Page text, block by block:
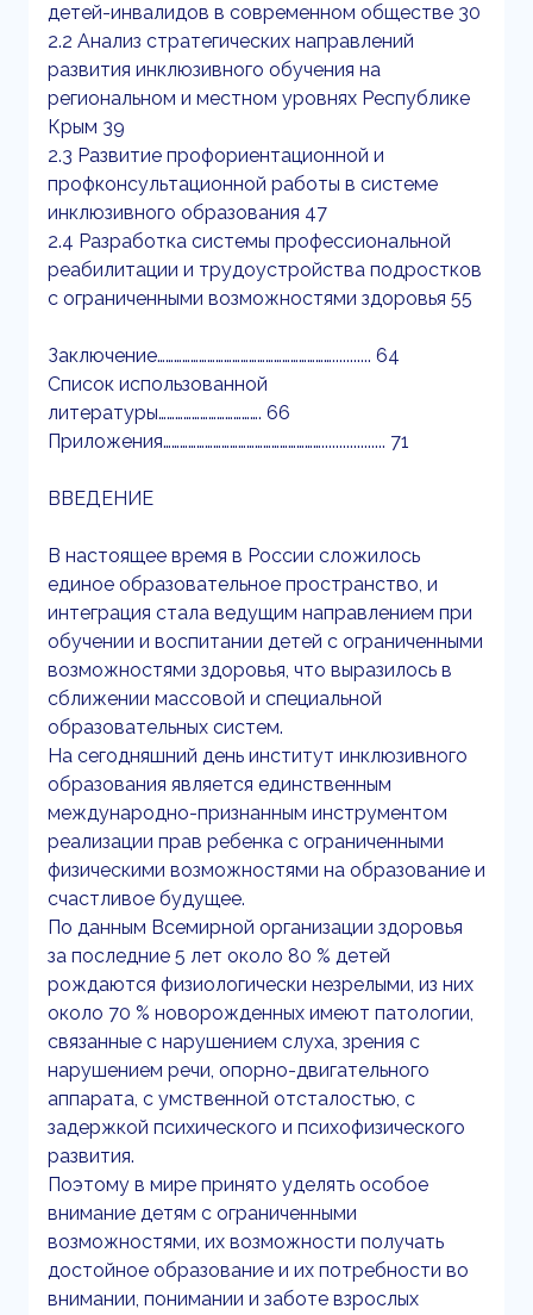
детей-инвалидов в современном обществе 30
2.2 Анализ стратегических направлений
развития инклюзивного обучения на
региональном и местном уровнях Республике
Крым 39
2.3 Развитие профориентационной и
профконсультационной работы в системе
инклюзивного образования 47
2.4 Разработка системы профессиональной
реабилитации и трудоустройства подростков
с ограниченными возможностями здоровья 55
Заключение………………………………………………………........... 64
Список использованной
литературы………………………………. 66
Приложения………………………………………………….................. 71
ВВЕДЕНИЕ
В настоящее время в России сложилось
единое образовательное пространство, и
интеграция стала ведущим направлением при
обучении и воспитании детей с ограниченными
возможностями здоровья, что выразилось в
сближении массовой и специальной
образовательных систем.
На сегодняшний день институт инклюзивного
образования является единственным
международно-признанным инструментом
реализации прав ребенка с ограниченными
физическими возможностями на образование и
счастливое будущее.
По данным Всемирной организации здоровья
за последние 5 лет около 80 % детей
рождаются физиологически незрелыми, из них
около 70 % новорожденных имеют патологии,
связанные с нарушением слуха, зрения с
нарушением речи, опорно-двигательного
аппарата, с умственной отсталостью, с
задержкой психического и психофизического
развития.
Поэтому в мире принято уделять особое
внимание детям с ограниченными
возможностями, их возможности получать
достойное образование и их потребности во
внимании, понимании и заботе взрослых